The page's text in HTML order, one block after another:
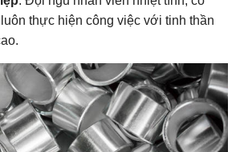
thực hiện công việc với tinh thần